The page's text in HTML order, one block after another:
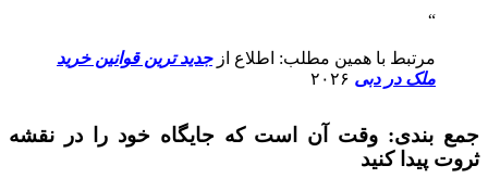
مرتبط با همین مطلب: اطلاع ازجدید ترین قوانین خرید
ملک در دبی
جمع بندی: وقت آن است که جایگاه خود را در نقشه
ثروت پیدا کنید